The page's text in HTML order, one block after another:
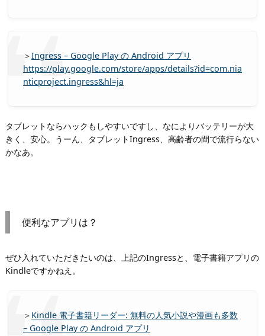
＞Ingress – Google Play の Android アプリ
https://play.google.com/store/apps/details?id=com.nia
nticproject.ingress&hl=ja
タブレットならハックもしやすいですし、なによりバッテリーが大
きく、安心。うーん、タブレットIngress、高齢者の間で流行らない
かなあ。
便利なアプリは？
ぜひ入れていただきたいのは、上記のIngressと、電子書籍アプリの
Kindleですかねえ。
＞ Kindle 電子書籍リーダー: 無料の人気小説や漫画も多数
– Google Play の Android アプリ